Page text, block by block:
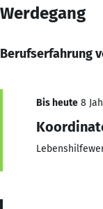
Werdegang
Berufserfahrung
Bis heute 8